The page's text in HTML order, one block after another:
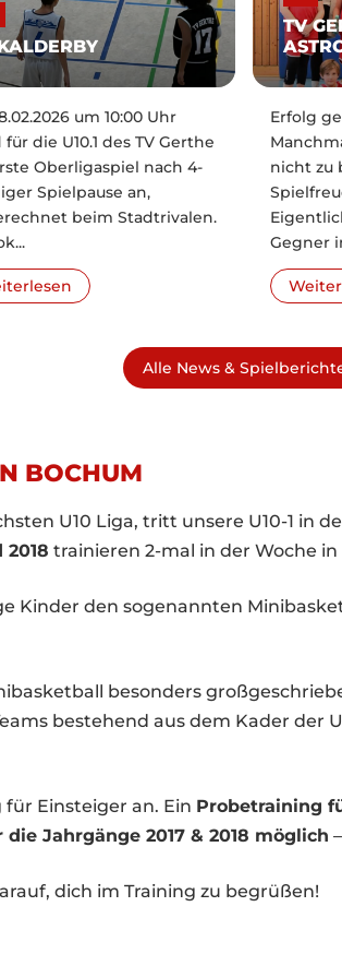
um 10:00 Uhr
die U10.1 des TV Gerthe
Oberligaspiel nach 4-
Spielpause an,
beim Stadtrivalen.
TV
Erfolg
nicht zu
Gegner
Alle News &
BOCHUM
U10 Liga, tritt unsere U10-1 in
trainieren 2-mal in der Woche
Kinder den sogenannten
besonders
bestehend aus dem Kader der
Einsteiger an. Ein Probetraining
Jahrgänge 2017 & 2018 möglich
dich im Training zu begrüßen!